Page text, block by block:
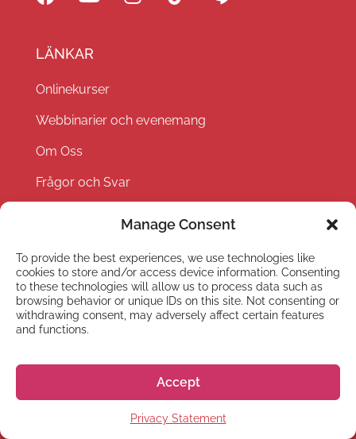
Manage Consent
To provide the best experiences, we use technologies like
cookies to store and/or access device information. Consenting
to these technologies will allow us to process data such as
browsing behavior or unique IDs on this site. Not consenting or
withdrawing consent, may adversely affect certain features
and functions.
Accept
Privacy Statement
LÄNKAR
Onlinekurser
Webbinarier och evenemang
Om Oss
Frågor och Svar
Jobba hos oss
Evenemang
Partner with us
Privacy Policy
Terms and Conditions